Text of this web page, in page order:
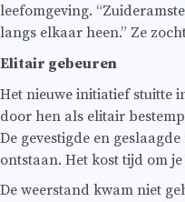
leefomgeving.
langs elkaar heen.” Ze
Elitair gebeuren
Het nieuwe initiatief stuitte
door hen als elitair
De gevestigde en
ontstaan. Het kost tijd om
De weerstand kwam niet